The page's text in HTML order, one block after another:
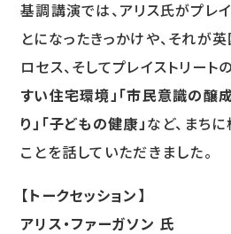
基調講演では、アリス氏がプレ
とになったきっかけや、それが
ロセス、そしてプレイストリート
すい住宅環境」「市民意識の醸成
り」「子どもの健康」など、まち
ことを話していただきました。
【トークセッション】
アリス・ファーガソン 氏